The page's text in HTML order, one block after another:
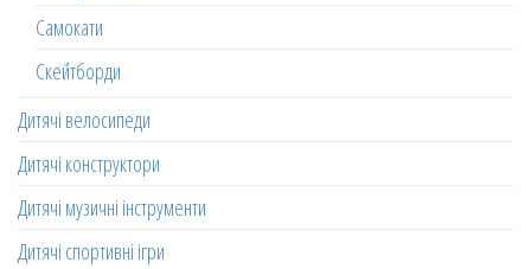
Самокати
Скейтборди
Дитячі велосипеди
Дитячі конструктори
Дитячі музичні інструменти
Дитячі спортивні ігри